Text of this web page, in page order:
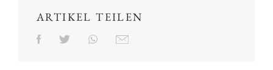
ARTIKEL TEILEN